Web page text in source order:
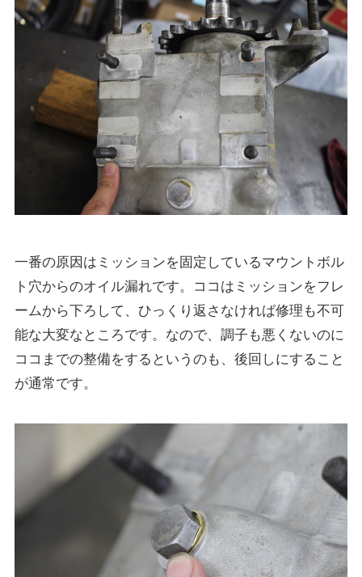
一番の原因はミッションを固定しているマウントボル
ト穴からのオイル漏れです。ココはミッションをフレ
ームから下ろして、ひっくり返さなければ修理も不可
能な大変なところです。なので、調子も悪くないのに
ココまでの整備をするというのも、後回しにすること
が通常です。